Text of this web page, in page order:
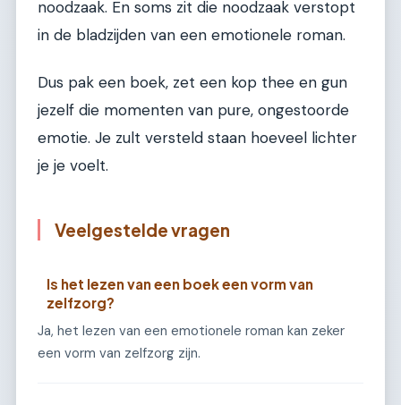
noodzaak. En soms zit die noodzaak verstopt
in de bladzijden van een emotionele roman.
Dus pak een boek, zet een kop thee en gun
jezelf die momenten van pure, ongestoorde
emotie. Je zult versteld staan hoeveel lichter
je je voelt.
Veelgestelde vragen
Is het lezen van een boek een vorm van
zelfzorg?
Ja, het lezen van een emotionele roman kan zeker
een vorm van zelfzorg zijn.